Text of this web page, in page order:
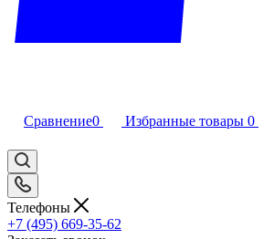
Сравнение0 Избранные товары 0
Телефоны
+7 (495) 669-35-62